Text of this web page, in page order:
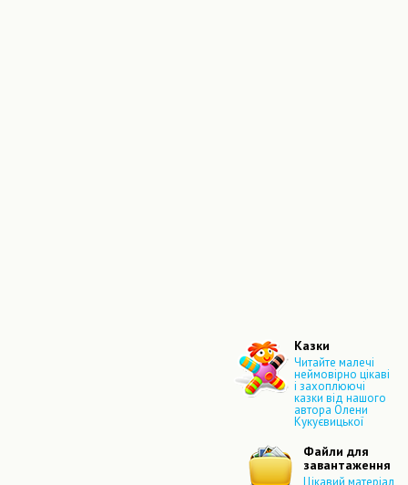
Казки
Читайте малечі
неймовірно цікаві
і захоплюючі
казки від нашого
автора Олени
Кукуєвицької
Файли для
завантаження